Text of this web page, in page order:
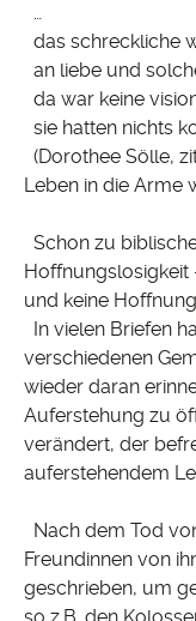
…
das schreckliche
an liebe und
da war keine
sie hatten nichts
(Dorothee Sölle,
Leben in die Arme
Schon zu
Hoffnungslosigkeit
und keine
In vielen Briefen
verschiedenen
wieder daran
Auferstehung zu
verändert, der
auferstehendem
Nach dem Tod
Freundinnen von
geschrieben, um